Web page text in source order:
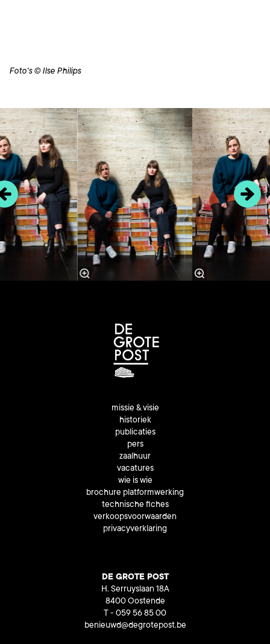
Foto's © Ilse Philips
Overslaan
missie & visie
historiek
publicaties
pers
zaalhuur
vacatures
wie is wie
brochure platformwerking
technische fiches
verkoopsvoorwaarden
privacyverklaring
DE GROTE POST
H. Serruyslaan 18A
8400 Oostende
T - 059 56 85 00
benieuwd@degrotepost.be